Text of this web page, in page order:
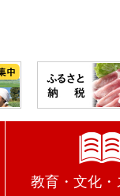
教育・文化・